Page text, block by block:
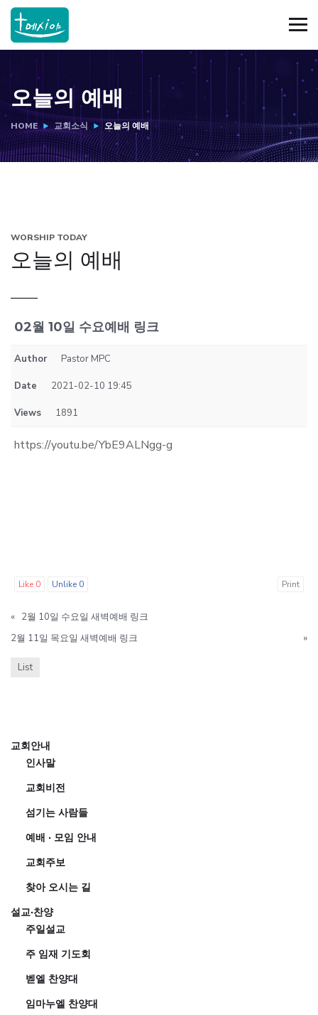
오늘의 예배
HOME 교회소식 오늘의 예배
WORSHIP TODAY
오늘의 예배
02월 10일 수요예배 링크
Author Pastor MPC
Date 2021-02-10 19:45
Views 1891
https://youtu.be/YbE9ALNgg-g
Like 0 Unlike 0 Print
« 2월 10일 수요일 새벽예배 링크
2월 11일 목요일 새벽예배 링크
»
List
교회안내
인사말
교회비전
섬기는 사람들
예배 · 모임 안내
교회주보
찾아 오시는 길
설교·찬양
주일설교
주 임재 기도회
벧엘 찬양대
임마누엘 찬양대